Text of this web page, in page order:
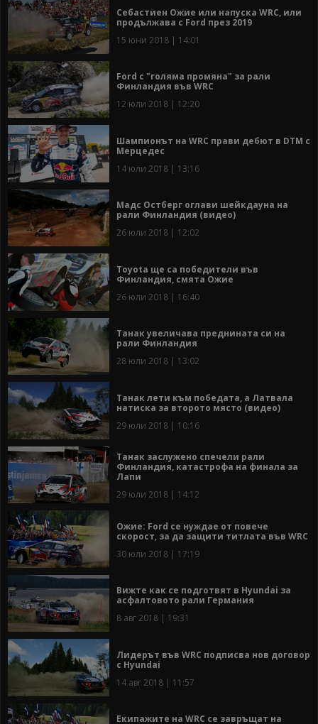
Себастиен Ожие или напуска WRC, или
продължава с Ford през 2019
15 юни 2018 | 14:01
Ford с "голяма промяна" за рали
Финландия във WRC
12 юли 2018 | 12:20
Шампионът на WRC прави дебют в DTM с
Мерцедес
14 юли 2018 | 13:16
Мадс Остберг оглави шейкдауна на
рали Финландия (видео)
26 юли 2018 | 12:02
Toyota ще са победители във
Финландия, смята Ожие
26 юли 2018 | 16:40
Танак увеличава преднината си на
рали Финландия
28 юли 2018 | 13:02
Танак лети към победата, а Латвала
натиска за второто място (видео)
29 юли 2018 | 10:16
Танак заслужено спечели рали
Финландия, катастрофа на финала за
Лапи
29 юли 2018 | 14:12
Ожие: Ford се нуждае от повече
скорост, за да защити титлата във WRC
30 юли 2018 | 17:19
Вижте как се подготвят в Hyundai за
асфалтовото рали Германия
8 авг 2018 | 19:31
Лидерът във WRC подписва нов договор
с Hyundai
14 авг 2018 | 11:57
Екипажите на WRC се завръщат на